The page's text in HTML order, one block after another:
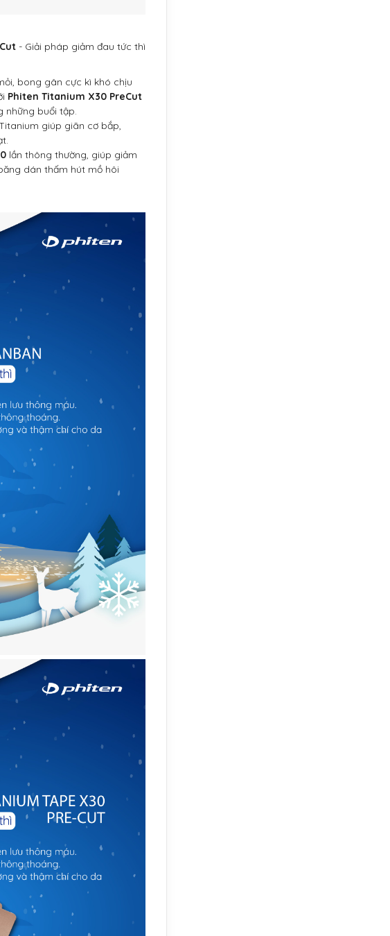
- Giải pháp giảm đau tức thì
bong gân cực kì khó chịu
Phiten Titanium X30 PreCut
những buổi tập.
giúp giãn cơ bắp,
lần thông thường, giúp giảm
dán thấm hút mồ hôi